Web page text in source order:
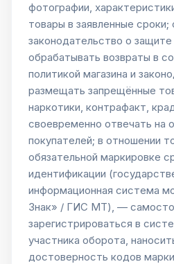
фотографии,
товары в заявленные
законодательство о
обрабатывать возвраты в
политикой магазина и
размещать запрещённые
наркотики, контрафакт,
своевременно отвечать на
покупателей; в отношении
обязательной маркировке
идентификации
информационная система
Знак» / ГИС МТ), —
зарегистрироваться в
участника оборота,
достоверность кодов